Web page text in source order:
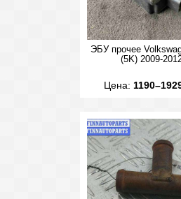
ЭБУ прочее
(5K) 2009-2012
Цена: